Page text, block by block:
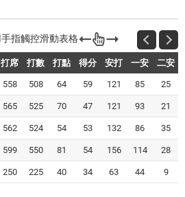
打席 打數 打點 得分 安打 一安 二安
558 508 64 59 121 85 25
565 525 70 47 121 93 21
562 524 54 53 132 86 35
599 550 81 54 156 114 28
250 225 40 34 63 44 9